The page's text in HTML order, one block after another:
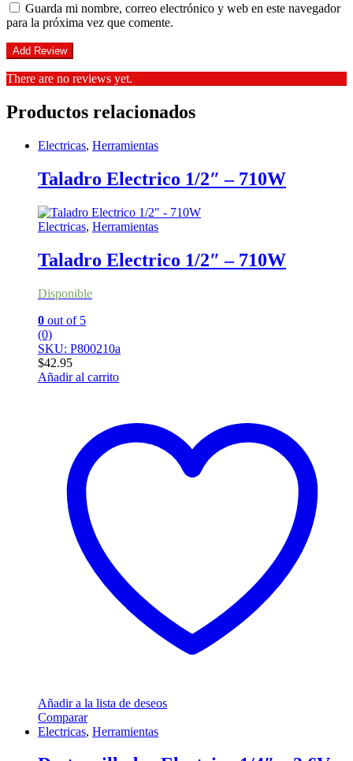
Guarda mi nombre, correo electrónico y web en este navegador
para la próxima vez que comente.
There are no reviews yet.
Productos relacionados
Electricas, Herramientas
Taladro Electrico 1/2″ – 710W
Electricas, Herramientas
Taladro Electrico 1/2″ – 710W
Disponible
0 out of 5
(0)
SKU: P800210a
$42.95
Añadir al carrito
Añadir a la lista de deseos
Comparar
Electricas, Herramientas